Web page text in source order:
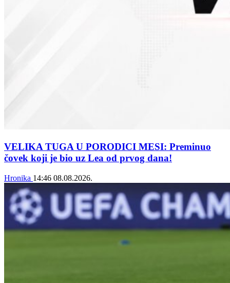
VELIKA TUGA U PORODICI MESI: Preminuo
čovek koji je bio uz Lea od prvog dana!
Hronika 14:46 08.08.2026.